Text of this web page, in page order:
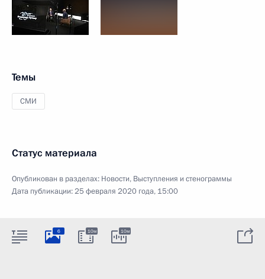
Темы
СМИ
Статус материала
Опубликован в разделах: Новости, Выступления и стенограммы
Дата публикации:25 февраля 2020 года, 15:00
6 10м 10м